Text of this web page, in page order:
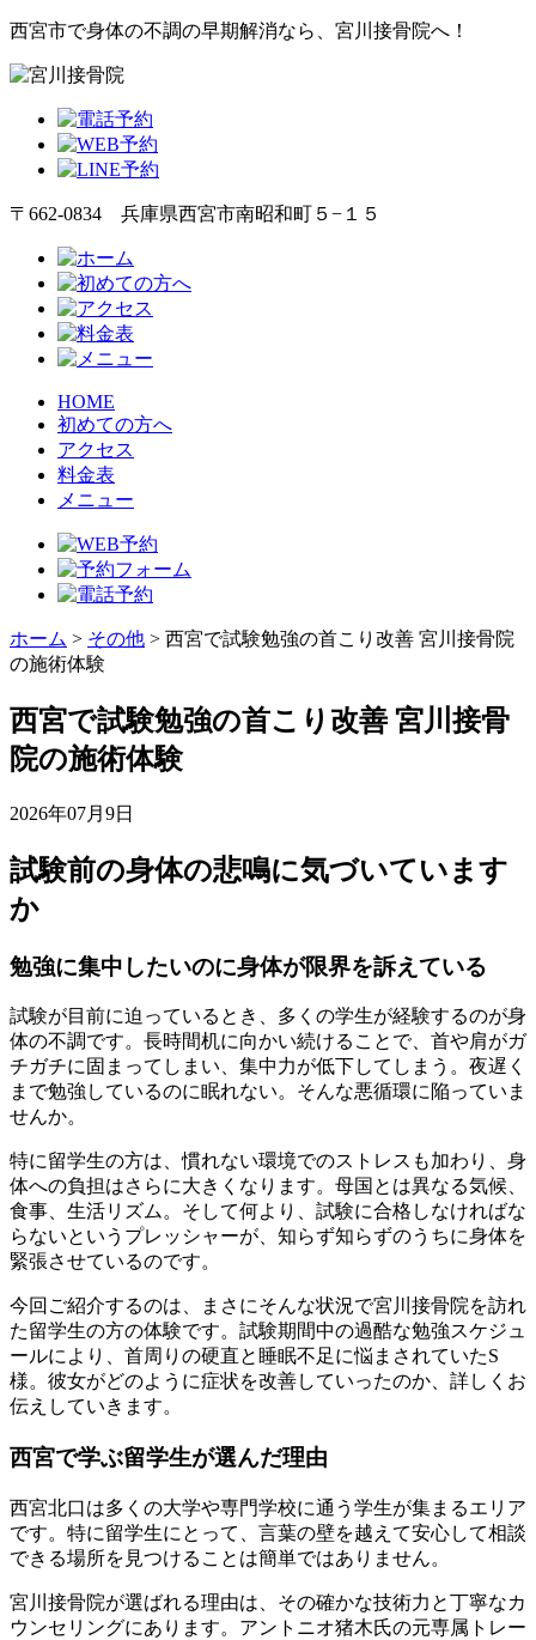
西宮市で身体の不調の早期解消なら、宮川接骨院へ！
〒662-0834 兵庫県西宮市南昭和町５−１５
HOME
初めての方へ
アクセス
料金表
メニュー
ホーム > その他 > 西宮で試験勉強の首こり改善 宮川接骨院
の施術体験
西宮で試験勉強の首こり改善 宮川接骨
院の施術体験
2026年07月9日
試験前の身体の悲鳴に気づいています
か
勉強に集中したいのに身体が限界を訴えている
試験が目前に迫っているとき、多くの学生が経験するのが身
体の不調です。長時間机に向かい続けることで、首や肩がガ
チガチに固まってしまい、集中力が低下してしまう。夜遅く
まで勉強しているのに眠れない。そんな悪循環に陥っていま
せんか。
特に留学生の方は、慣れない環境でのストレスも加わり、身
体への負担はさらに大きくなります。母国とは異なる気候、
食事、生活リズム。そして何より、試験に合格しなければな
らないというプレッシャーが、知らず知らずのうちに身体を
緊張させているのです。
今回ご紹介するのは、まさにそんな状況で宮川接骨院を訪れ
た留学生の方の体験です。試験期間中の過酷な勉強スケジュ
ールにより、首周りの硬直と睡眠不足に悩まされていたS
様。彼女がどのように症状を改善していったのか、詳しくお
伝えしていきます。
西宮で学ぶ留学生が選んだ理由
西宮北口は多くの大学や専門学校に通う学生が集まるエリア
です。特に留学生にとって、言葉の壁を越えて安心して相談
できる場所を見つけることは簡単ではありません。
宮川接骨院が選ばれる理由は、その確かな技術力と丁寧なカ
ウンセリングにあります。アントニオ猪木氏の元専属トレー